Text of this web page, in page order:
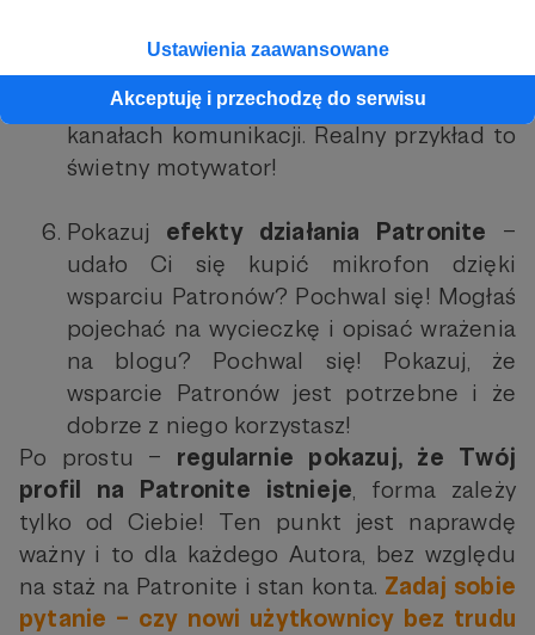
Ustawienia zaawansowane
Akceptuję i przechodzę do serwisu
Poproś Patronów, żeby napisali,
zdecydowali Cię wspierać– jeśli się
zgodzą, opublikuj ich słowa w swoich
kanałach komunikacji. Realny przykład to
świetny motywator!
Pokazuj efekty działania Patronite –
udało Ci się kupić mikrofon dzięki
wsparciu Patronów? Pochwal się! Mogłaś
pojechać na wycieczkę i opisać wrażenia
na blogu? Pochwal się! Pokazuj, że
wsparcie Patronów jest potrzebne i że
dobrze z niego korzystasz!
Po prostu – regularnie pokazuj, że Twój
profil na Patronite istnieje, forma zależy
tylko od Ciebie! Ten punkt jest naprawdę
ważny i to dla każdego Autora, bez względu
na staż na Patronite i stan konta. Zadaj sobie
pytanie – czy nowi użytkownicy bez trudu